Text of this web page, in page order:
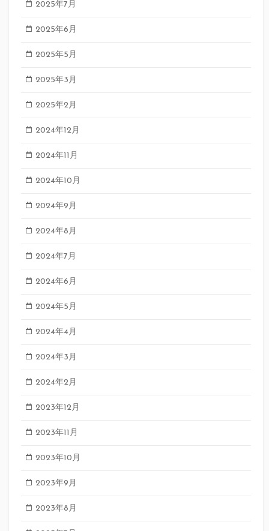
2025年7月
2025年6月
2025年5月
2025年3月
2025年2月
2024年12月
2024年11月
2024年10月
2024年9月
2024年8月
2024年7月
2024年6月
2024年5月
2024年4月
2024年3月
2024年2月
2023年12月
2023年11月
2023年10月
2023年9月
2023年8月